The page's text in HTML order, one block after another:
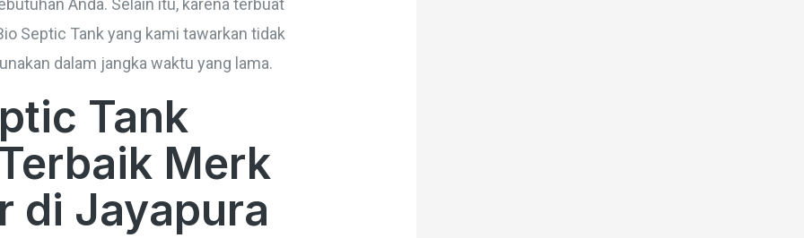
Anda. Selain itu, karena terbuat
Septic Tank yang kami tawarkan tidak
dalam jangka waktu yang lama.
Tank
Merk
di Jayapura